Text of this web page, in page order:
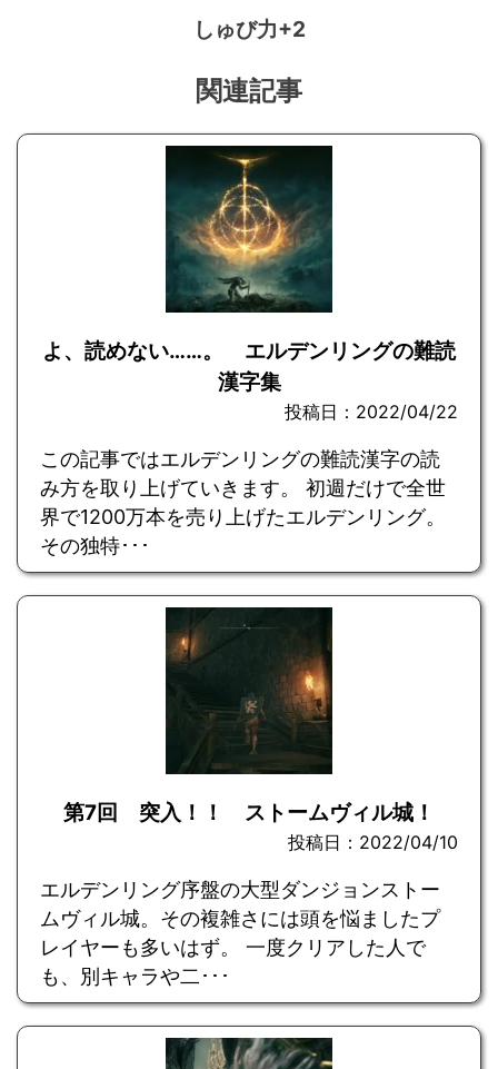
しゅび力+2
関連記事
よ、読めない……。 エルデンリングの難読
漢字集
投稿日：2022/04/22
この記事ではエルデンリングの難読漢字の読
み方を取り上げていきます。 初週だけで全世
界で1200万本を売り上げたエルデンリング。
その独特･･･
第7回 突入！！ ストームヴィル城！
投稿日：2022/04/10
エルデンリング序盤の大型ダンジョンストー
ムヴィル城。その複雑さには頭を悩ましたプ
レイヤーも多いはず。 一度クリアした人で
も、別キャラや二･･･